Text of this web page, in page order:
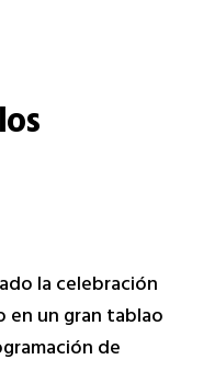
la celebración
en un gran tablao
de